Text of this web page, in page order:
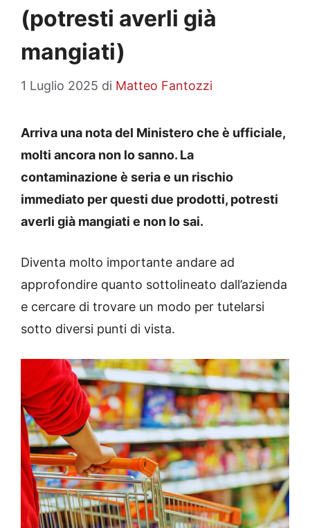
(potresti averli già
mangiati)
1 Luglio 2025 di Matteo Fantozzi
Arriva una nota del Ministero che è ufficiale,
molti ancora non lo sanno. La
contaminazione è seria e un rischio
immediato per questi due prodotti, potresti
averli già mangiati e non lo sai.
Diventa molto importante andare ad
approfondire quanto sottolineato dall’azienda
e cercare di trovare un modo per tutelarsi
sotto diversi punti di vista.